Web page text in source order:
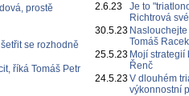
prostě
se rozhodně
říká Tomáš Petr
2.6.23
Je to
Richtrová
30.5.23
Tomáš Racek
25.5.23 Mojí strategií
Řenč
24.5.23V dlouhém
výkonnostní